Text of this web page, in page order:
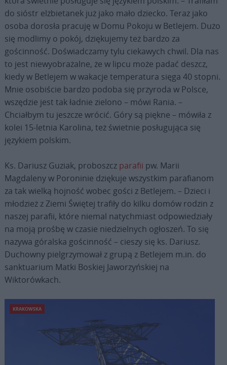
do sióstr elżbietanek już jako mało dziecko. Teraz jako
osoba dorosła pracuję w Domu Pokoju w Betlejem. Dużo
się modlimy o pokój, dziękujemy też bardzo za
gościnność. Doświadczamy tylu ciekawych chwil. Dla nas
to jest niewyobrażalne, że w lipcu może padać deszcz,
kiedy w Betlejem w wakacje temperatura sięga 40 stopni.
Mnie osobiście bardzo podoba się przyroda w Polsce,
wszędzie jest tak ładnie zielono – mówi Rania. –
Chciałbym tu jeszcze wrócić. Góry są piękne – mówiła z
kolei 15-letnia Karolina, też świetnie posługująca się
językiem polskim.
Ks. Dariusz Guziak, proboszcz parafii pw. Marii
Magdaleny w Poroninie dziękuje wszystkim parafianom
za tak wielką hojność wobec gości z Betlejem. – Dzieci i
młodzież z Ziemi Świętej trafiły do kilku domów rodzin z
naszej parafii, które niemal natychmiast odpowiedziały
na moją prośbę w czasie niedzielnych ogłoszeń. To się
nazywa góralska gościnność – cieszy się ks. Dariusz.
Duchowny pielgrzymował z grupą z Betlejem m.in. do
sanktuarium Matki Boskiej Jaworzyńskiej na
Wiktorówkach.
KRAKOWSKA